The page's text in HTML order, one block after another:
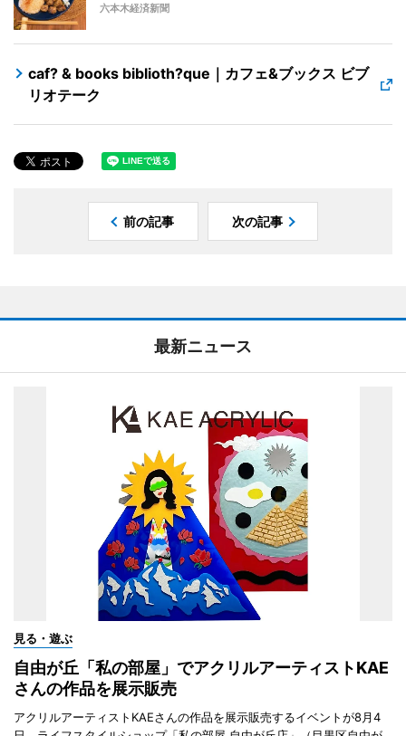
六本木経済新聞
caf? & books biblioth?que｜カフェ&ブックス ビブ
リオテーク
前の記事 次の記事
最新ニュース
見る・遊ぶ
自由が丘「私の部屋」でアクリルアーティストKAE
さんの作品を展示販売
アクリルアーティストKAEさんの作品を展示販売するイベントが8月4